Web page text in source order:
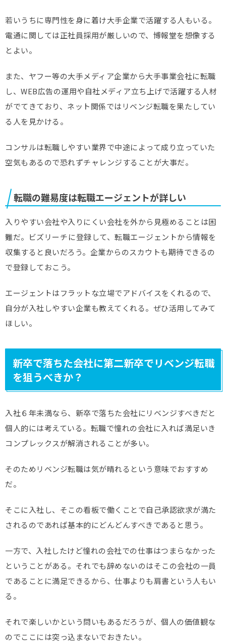
若いうちに専門性を身に着け大手企業で活躍する人もいる。
電通に関しては正社員採用が厳しいので、博報堂を想像する
とよい。
また、ヤフー等の大手メディア企業から大手事業会社に転職
し、WEB広告の運用や自社メディア立ち上げで活躍する人材
がでてきており、ネット関係ではリベンジ転職を果たしてい
る人を見かける。
コンサルは転職しやすい業界で中途によって成り立っていた
空気もあるので恐れずチャレンジすることが大事だ。
転職の難易度は転職エージェントが詳しい
入りやすい会社や入りにくい会社を外から見極めることは困
難だ。ビズリーチに登録して、転職エージェントから情報を
収集すると良いだろう。企業からのスカウトも期待できるの
で登録しておこう。
エージェントはフラットな立場でアドバイスをくれるので、
自分が入社しやすい企業も教えてくれる。ぜひ活用してみて
ほしい。
新卒で落ちた会社に第二新卒でリベンジ転職
を狙うべきか？
入社６年未満なら、新卒で落ちた会社にリベンジすべきだと
個人的には考えている。転職で憧れの会社に入れば満足いき
コンプレックスが解消されることが多い。
そのためリベンジ転職は気が晴れるという意味でおすすめ
だ。
そこに入社し、そこの看板で働くことで自己承認欲求が満た
されるのであれば基本的にどんどんすべきであると思う。
一方で、入社したけど憧れの会社での仕事はつまらなかった
ということがある。それでも辞めないのはそこの会社の一員
であることに満足できるから、仕事よりも肩書という人もい
る。
それで楽しいかという問いもあるだろうが、個人の価値観な
のでここには突っ込まないでおきたい。